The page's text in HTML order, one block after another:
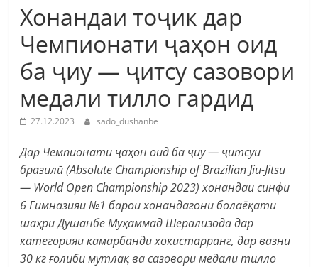
Хонандаи тоҷик дар
Чемпионати ҷаҳон оид
ба ҷиу — ҷитсу сазовори
медали тилло гардид
27.12.2023 sado_dushanbe
Дар Чемпионати ҷаҳон оид ба ҷиу — ҷитсуи
бразилӣ (Absolute Championship of Brazilian Jiu-Jitsu
— World Open Championship 2023) хонандаи синфи
6 Гимназияи №1 барои хонандагони болаёқати
шаҳри Душанбе Муҳаммад Шерализода дар
категорияи камарбанди хокистарранг, дар вазни
30 кг ғолиби мутлақ ва сазовори медали тилло